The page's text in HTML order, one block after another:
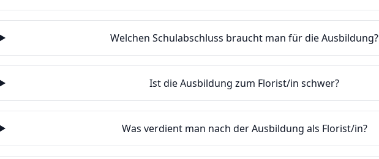
Welchen Schulabschluss braucht man für die Ausbildung?
Ist die Ausbildung zum Florist/in schwer?
Was verdient man nach der Ausbildung als Florist/in?